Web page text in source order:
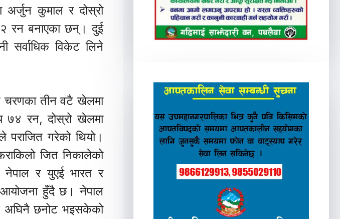
अर्जुन कुमाल र दोस्रो
रन बनाएका छन्। दुई
विकेट लिने
चरणका तीन वटै खेलमा
७४ रन, दोस्रो खेलमा
गरेको थियो।
जित निकालेको
नेपाल र युएई भारत र
आयोजना हुँदै छ। नेपाल
अघिनै छनोट भइसकेको